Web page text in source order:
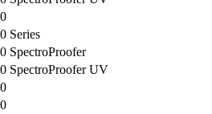
Series
SpectroProofer
SpectroProofer UV